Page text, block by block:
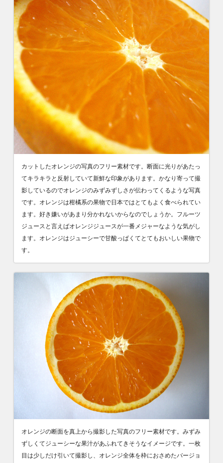
カットしたオレンジの写真のフリー素材です。断面に光りがあたっ
てキラキラと反射していて新鮮な印象があります。かなり寄って撮
影しているのでオレンジのみずみずしさが伝わってくるような写真
です。オレンジは柑橘系の果物で日本ではとてもよく食べられてい
ます。好き嫌いがあまり分かれないからなのでしょうか。フルーツ
ジュースと言えばオレンジジュースが一番メジャーなような気がし
ます。オレンジはジューシーで甘酸っぱくてとてもおいしい果物で
す。
オレンジの断面を真上から撮影した写真のフリー素材です。みずみ
ずしくてジューシーな果汁があふれてきそうなイメージです。一枚
目は少しだけ引いて撮影し、オレンジ全体を枠におさめたバージョ